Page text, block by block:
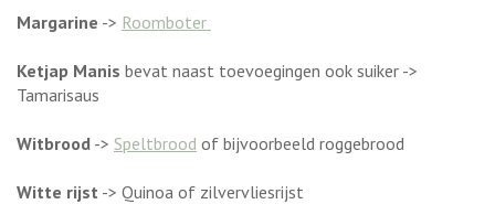
Margarine -> Roomboter
Ketjap Manis bevat naast toevoegingen ook suiker ->
Tamarisaus
Witbrood -> Speltbrood of bijvoorbeeld roggebrood
Witte rijst -> Quinoa of zilvervliesrijst